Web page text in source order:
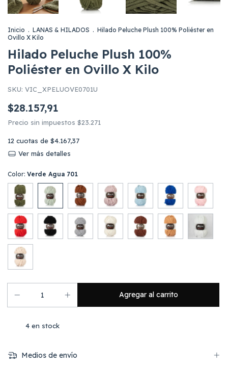
Inicio . LANAS & HILADOS . Hilado Peluche Plush 100% Poliéster en
Ovillo X Kilo
Hilado Peluche Plush 100%
Poliéster en Ovillo X Kilo
SKU: VIC_XPELUOVE0701U
$28.157,91
Precio sin impuestos $23.271
12 cuotas de $4.167,37
Ver más detalles
Color: Verde Agua 701
4 en stock
Medios de envío